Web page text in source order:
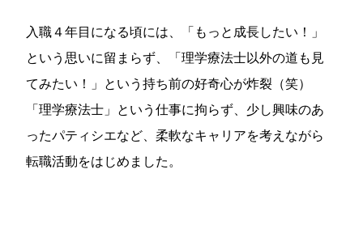
入職４年目になる頃には、「もっと成長したい！」
という思いに留まらず、「理学療法士以外の道も見
てみたい！」という持ち前の好奇心が炸裂（笑）
「理学療法士」という仕事に拘らず、少し興味のあ
ったパティシエなど、柔軟なキャリアを考えながら
転職活動をはじめました。